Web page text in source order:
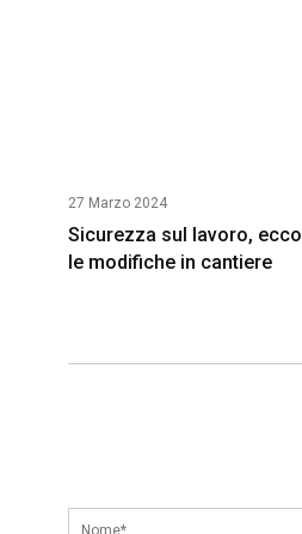
27 Marzo 2024
Sicurezza sul lavoro, ecco
le modifiche in cantiere